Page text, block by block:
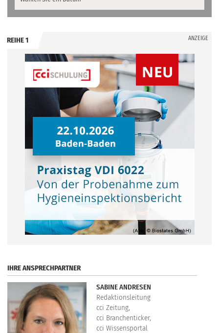
REIHE 1 ANZEIGE
IHRE ANSPRECHPARTNER
SABINE ANDRESEN
Redaktionsleitung
cci Zeitung,
cci Branchenticker,
cci Wissensportal